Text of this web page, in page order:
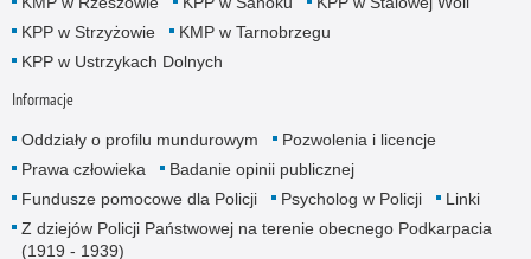
KPP w Strzyżowie
KMP w Tarnobrzegu
KPP w Ustrzykach Dolnych
Informacje
Oddziały o profilu mundurowym
Pozwolenia i licencje
Prawa człowieka
Badanie opinii publicznej
Fundusze pomocowe dla Policji
Psycholog w Policji
Linki
Z dziejów Policji Państwowej na terenie obecnego Podkarpacia
(1919 - 1939)